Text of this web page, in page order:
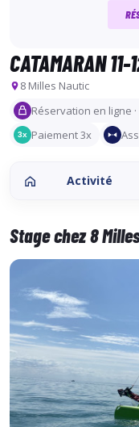
CATAMARAN
8 Milles Nautic
Réservation en ligne
3x Paiement 3x
Activité
Stage chez 8